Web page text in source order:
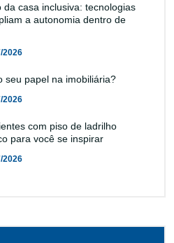
da casa inclusiva: tecnologias
a autonomia dentro de
2026
seu papel na imobiliária?
2026
com piso de ladrilho
para você se inspirar
2026